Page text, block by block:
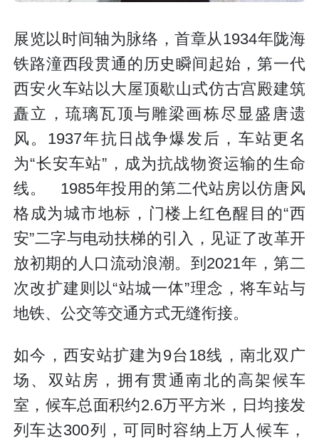
展览以时间轴为脉络，首章从1934年陇海
铁路潼西段贯通的历史瞬间起始，第一代
西安火车站以大屋顶歇山式仿古宫殿建筑
矗立，琉璃瓦顶与雕梁画栋尽显盛唐遗
风。1937年抗日战争爆发后，车站更名
为“长安车站”，成为抗战物资运输的生命
线。 1985年投用的第二代站房以仿唐风
格成为城市地标，门楼上红色醒目的“西
安”二字与电动扶梯的引入，见证了改革开
放初期的人口流动浪潮。到2021年，第二
次改扩建则以“站城一体”理念，将车站与
地铁、公交等交通方式无缝衔接。
如今，西安站扩建为9台18线，南北双广
场、双站房，拥有贯通南北的高架候车
室，候车总面积约2.6万平方米，日均接发
列车达300列，可同时容纳上万人候车，